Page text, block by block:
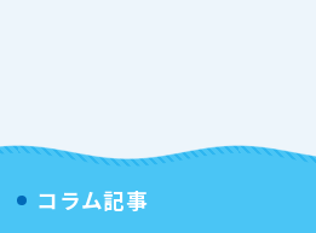
コラム記事